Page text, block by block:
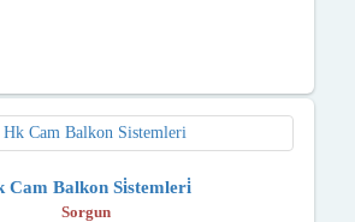
Cam Balkon Si̇stemleri̇
Sorgun